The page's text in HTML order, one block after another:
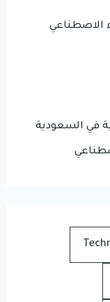
الاصطناعي
في السعودية